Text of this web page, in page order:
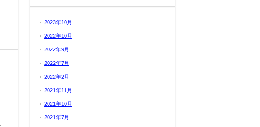
2023年10月
2022年10月
2022年9月
2022年7月
2022年2月
2021年11月
2021年10月
2021年7月